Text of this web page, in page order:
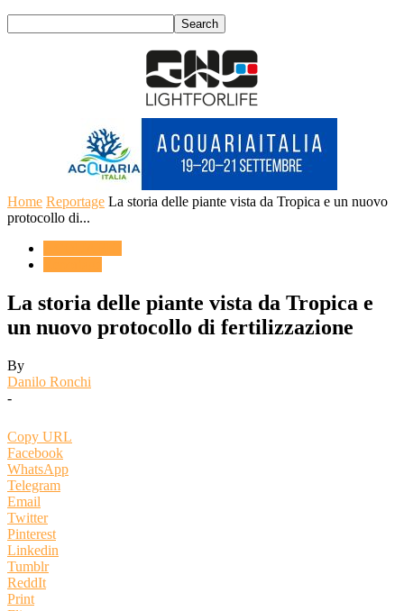
Home Reportage La storia delle piante vista da Tropica e un nuovo
protocollo di...
La storia delle piante vista da Tropica e
un nuovo protocollo di fertilizzazione
By
Danilo Ronchi
-
Copy URL
Facebook
WhatsApp
Telegram
Email
Twitter
Pinterest
Linkedin
Tumblr
ReddIt
Print